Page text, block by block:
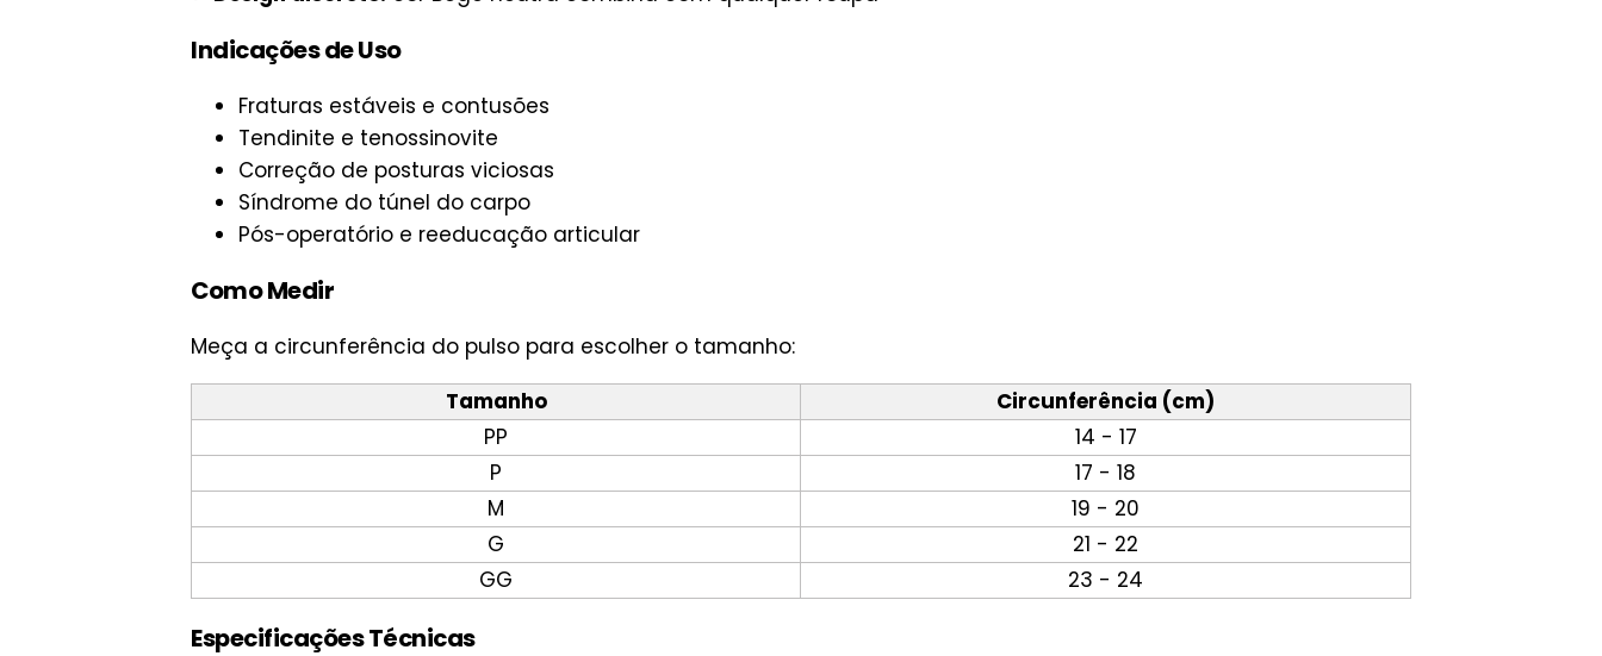
Indicações de Uso
Fraturas estáveis e contusões
Tendinite e tenossinovite
Correção de posturas viciosas
Síndrome do túnel do carpo
Pós-operatório e reeducação articular
Como Medir
Meça a circunferência do pulso para escolher o tamanho:
Tamanho
Circunferência (cm)
PP
14 - 17
P
17 - 18
M
19 - 20
G
21 - 22
GG
23 - 24
Especificações Técnicas